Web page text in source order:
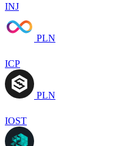
INJ
PLN
ICP
PLN
IOST